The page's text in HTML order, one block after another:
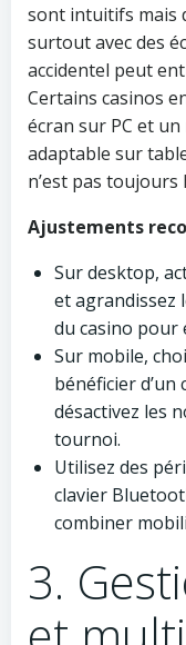
sont intuitifs mais
surtout avec des
accidentel peut
Certains casinos
écran sur PC et
adaptable sur
n’est pas toujours
Ajustements
Sur desktop,
et agrandissez
du casino pour
Sur mobile,
bénéficier
désactivez les
tournoi.
Utilisez des
clavier
combiner
3.